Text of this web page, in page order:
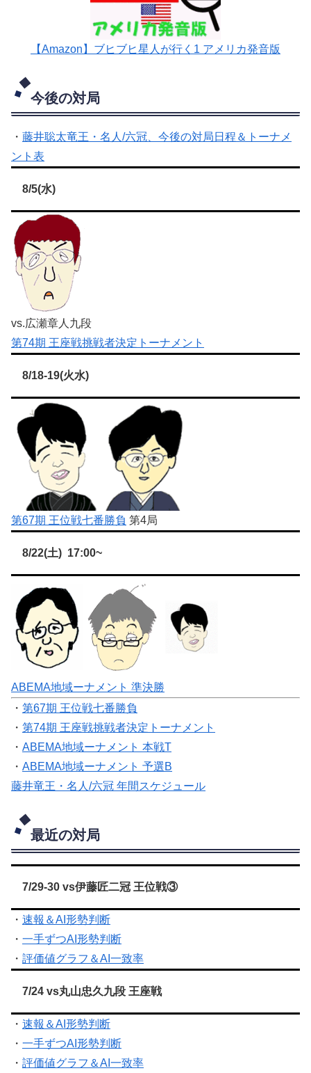
【Amazon】ブヒブヒ星人が行く1 アメリカ発音版
今後の対局
・ 藤井聡太竜王・名人/六冠、今後の対局日程＆トーナメ
ント表
8/5(水)
vs.広瀬章人九段
第74期 王座戦挑戦者決定トーナメント
8/18-19(火水)
第67期 王位戦七番勝負 第4局
8/22(土) 17:00~
ABEMA地域ーナメント 準決勝
・ 第67期 王位戦七番勝負
・ 第74期 王座戦挑戦者決定トーナメント
・ ABEMA地域ーナメント 本戦T
・ ABEMA地域ーナメント 予選B
藤井竜王・名人/六冠 年間スケジュール
最近の対局
7/29-30 vs伊藤匠二冠 王位戦③
・ 速報＆AI形勢判断
・ 一手ずつAI形勢判断
・ 評価値グラフ＆AI一致率
7/24 vs丸山忠久九段 王座戦
・ 速報＆AI形勢判断
・ 一手ずつAI形勢判断
・ 評価値グラフ＆AI一致率